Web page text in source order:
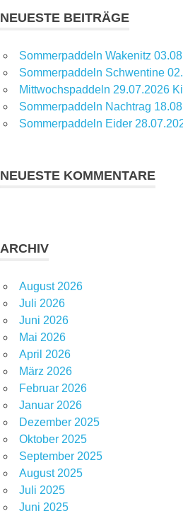
NEUESTE BEITRÄGE
Sommerpaddeln Wakenitz
Sommerpaddeln Schwentine
Mittwochspaddeln 29.07.2026
Sommerpaddeln Nachtrag
Sommerpaddeln Eider
NEUESTE KOMMENTARE
ARCHIV
August 2026
Juli 2026
Juni 2026
Mai 2026
April 2026
März 2026
Februar 2026
Januar 2026
Dezember 2025
Oktober 2025
September 2025
August 2025
Juli 2025
Juni 2025